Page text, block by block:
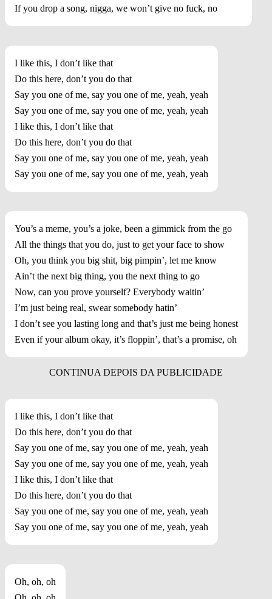
If you drop a song, nigga, we won’t give no fuck, no
I like this, I don’t like that
Do this here, don’t you do that
Say you one of me, say you one of me, yeah, yeah
Say you one of me, say you one of me, yeah, yeah
I like this, I don’t like that
Do this here, don’t you do that
Say you one of me, say you one of me, yeah, yeah
Say you one of me, say you one of me, yeah, yeah
You’s a meme, you’s a joke, been a gimmick from the go
All the things that you do, just to get your face to show
Oh, you think you big shit, big pimpin’, let me know
Ain’t the next big thing, you the next thing to go
Now, can you prove yourself? Everybody waitin’
I’m just being real, swear somebody hatin’
I don’t see you lasting long and that’s just me being honest
Even if your album okay, it’s floppin’, that’s a promise, oh
I like this, I don’t like that
Do this here, don’t you do that
Say you one of me, say you one of me, yeah, yeah
Say you one of me, say you one of me, yeah, yeah
I like this, I don’t like that
Do this here, don’t you do that
Say you one of me, say you one of me, yeah, yeah
Say you one of me, say you one of me, yeah, yeah
Oh, oh, oh